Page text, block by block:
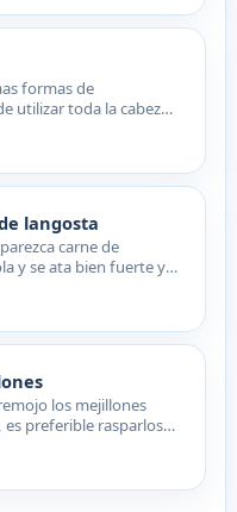
formas de
utilizar toda la cabeza
langosta
carne de
y se ata bien fuerte y
los mejillones
preferible rasparlos